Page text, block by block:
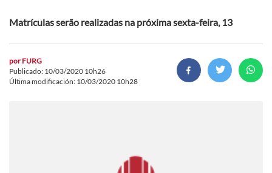
Matrículas serão realizadas na próxima sexta-feira, 13
por FURG
Publicado: 10/03/2020 10h26
Última modificación: 10/03/2020 10h28